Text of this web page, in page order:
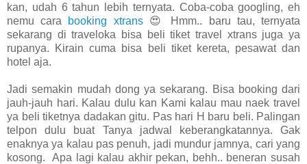
kan, udah 6 tahun lebih ternyata. Coba-coba googling, eh
nemu cara booking xtrans😍 Hmm.. baru tau, ternyata
sekarang di traveloka bisa beli tiket travel xtrans juga ya
rupanya. Kirain cuma bisa beli tiket kereta, pesawat dan
hotel aja.
Jadi semakin mudah dong ya sekarang. Bisa booking dari
jauh-jauh hari. Kalau dulu kan Kami kalau mau naek travel
ya beli tiketnya dadakan gitu. Pas hari H baru beli. Palingan
telpon dulu buat Tanya jadwal keberangkatannya. Gak
enaknya ya kalau pas penuh, jadi mundur jamnya, cari yang
kosong.
Apa lagi kalau akhir pekan, behh.. beneran susah